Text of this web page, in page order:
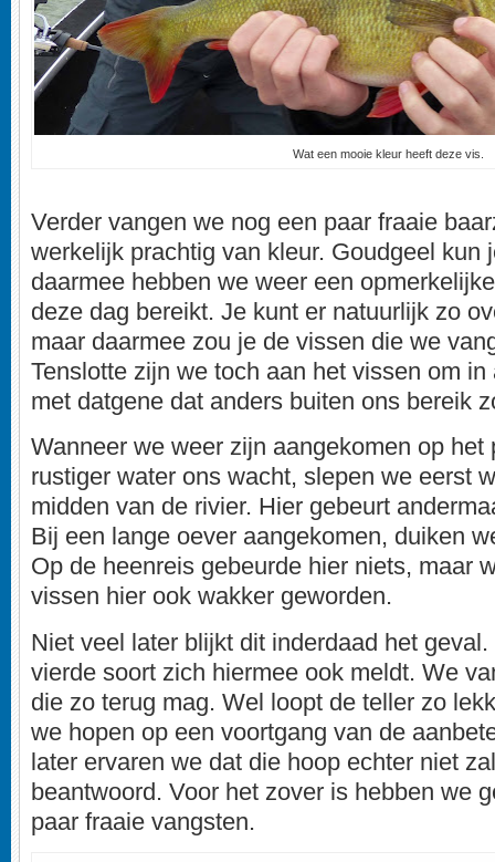
Wat een mooie kleur heeft deze vis.
Verder vangen we nog een paar fraaie
werkelijk prachtig van kleur. Goudgeel kun
daarmee hebben we weer een
deze dag bereikt. Je kunt er natuurlijk zo
maar daarmee zou je de vissen die we
Tenslotte zijn we toch aan het vissen om
met datgene dat anders buiten ons bereik
Wanneer we weer zijn aangekomen op het
rustiger water ons wacht, slepen we eerst
midden van de rivier. Hier gebeurt
Bij een lange oever aangekomen, duiken
Op de heenreis gebeurde hier niets, maar
vissen hier ook wakker geworden.
Niet veel later blijkt dit inderdaad het
vierde soort zich hiermee ook meldt. We
die zo terug mag. Wel loopt de teller zo
we hopen op een voortgang van de
later ervaren we dat die hoop echter niet
beantwoord. Voor het zover is hebben we
paar fraaie vangsten.